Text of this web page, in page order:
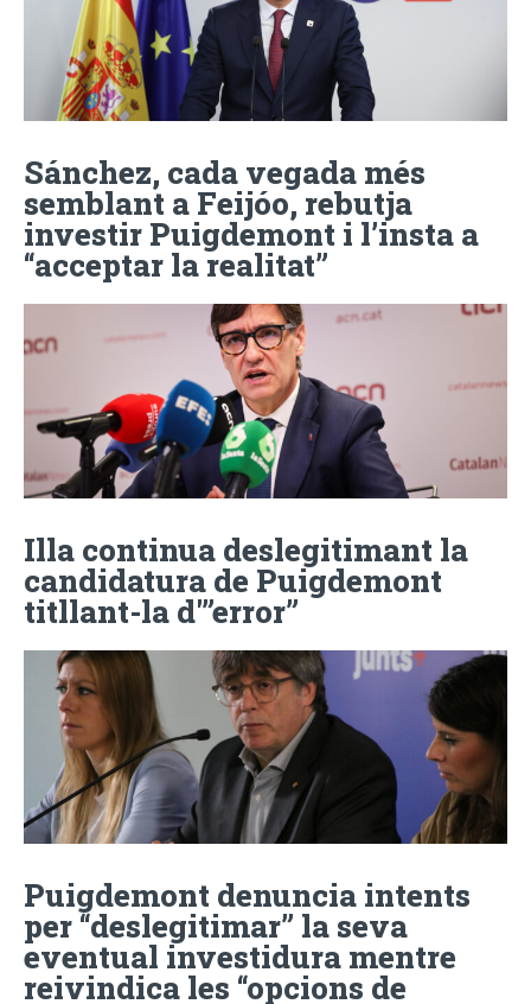
Sánchez, cada vegada més
semblant a Feijóo, rebutja
investir Puigdemont i l’insta a
“acceptar la realitat”
Illa continua deslegitimant la
candidatura de Puigdemont
titllant-la d'”error”
Puigdemont denuncia intents
per “deslegitimar” la seva
eventual investidura mentre
reivindica les “opcions de